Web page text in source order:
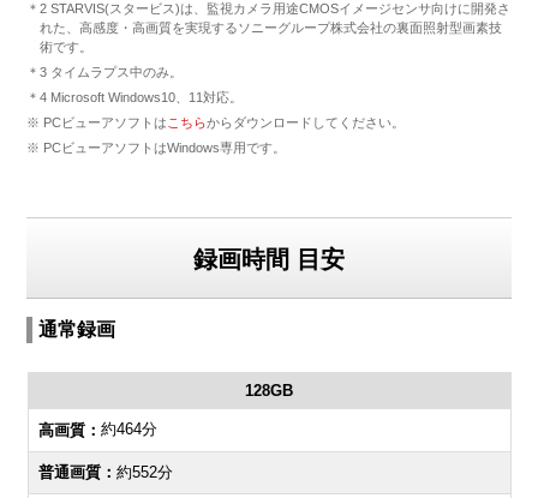
＊2 STARVIS(スタービス)は、監視カメラ用途CMOSイメージセンサ向けに開発さ
れた、高感度・高画質を実現するソニーグループ株式会社の裏面照射型画素技
術です。
＊3 タイムラプス中のみ。
＊4 Microsoft Windows10、11対応。
※ PCビューアソフトは こちらからダウンロードしてください。
※ PCビューアソフトはWindows専用です。
録画時間 目安
通常録画
128GB
約464分
約552分